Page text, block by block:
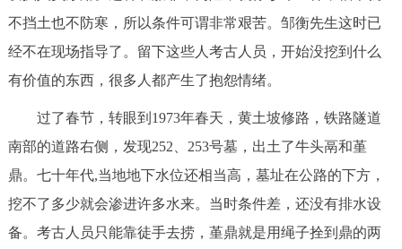
不挡土也不防寒，所以条件可谓非常艰苦。邹衡先生这时已
经不在现场指导了。留下这些人考古人员，开始没挖到什么
有价值的东西，很多人都产生了抱怨情绪。
过了春节，转眼到1973年春天，黄土坡修路，铁路隧道
南部的道路右侧，发现252、253号墓，出土了牛头鬲和堇
鼎。七十年代,当地地下水位还相当高，墓址在公路的下方，
挖不了多少就会渗进许多水来。当时条件差，还没有排水设
备。考古人员只能靠徒手去捞，堇鼎就是用绳子拴到鼎的两